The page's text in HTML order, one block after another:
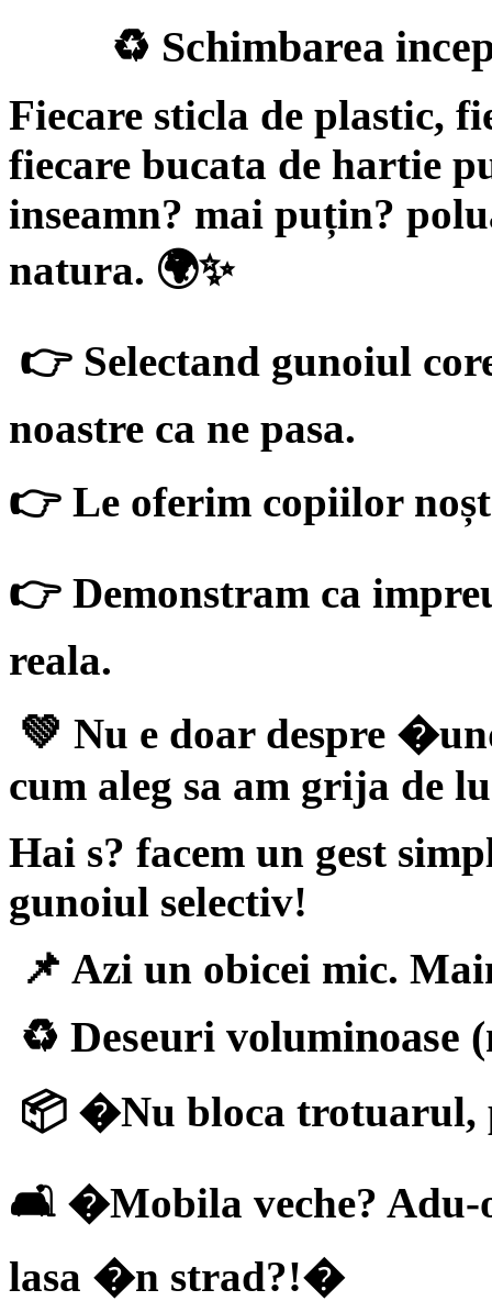
♻ Schimbarea
Fiecare sticla de plastic,
fiecare bucata de hartie
inseamn? mai puțin?
natura. 🌍✨
👉 Selectand gunoiul
noastre ca ne pasa.
👉 Le oferim copiilor
👉 Demonstram ca
reala.
💚 Nu e doar despre
cum aleg sa am grija de
Hai s? facem un gest
gunoiul selectiv!
📌 Azi un obicei mic.
♻ Deseuri voluminoase
📦 �Nu bloca trotuarul,
🛋 �Mobila veche? Adu-
lasa �n strad?!�